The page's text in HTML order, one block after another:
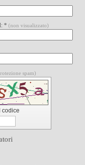
* (non visualizzato)
spam)
codice